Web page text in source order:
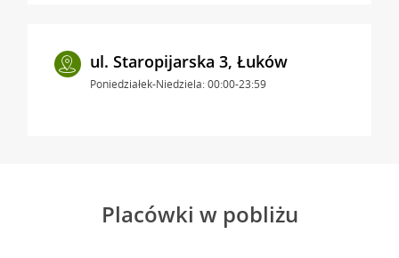
ul. Staropijarska 3, Łuków
Poniedziałek-Niedziela: 00:00-23:59
Placówki w pobliżu